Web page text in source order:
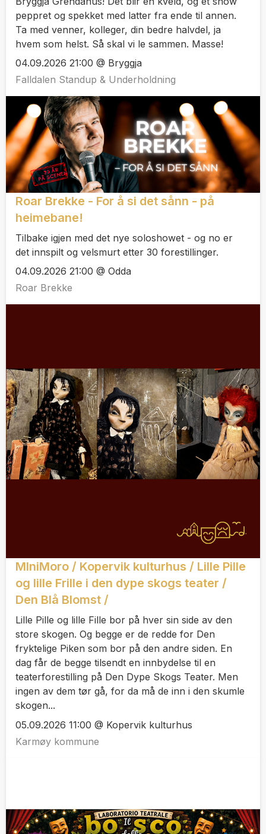
peppret og spekket med latter fra ende til annen.
Ta med venner, kolleger, din bedre halvdel, ja
hvem som helst. Så skal vi le sammen. Masse!
04.09.2026 21:00 @ Bryggja
Falldalen Standup & Underholdning
Roar Brekke - For å si det sånn - på
heimebane!
Tilbake igjen med det nye soloshowet - og no er
det innspilt og velsmurt etter 30 forestillinger.
04.09.2026 21:00 @ Odda
Roar Brekke
MIniMoro / Kopervik kulturhus / Lille Pille
og lille Frille i den dype skogs teater /
Den Blå Blomst /
Lille Pille og lille Fille bor på hver sin side av den
store skogen. Og begge er de redde for Den
fryktelige Piken som bor på den andre siden. En
dag får de begge tilsendt en innbydelse til en
teaterforestilling på Den Dype Skogs Teater. Men
ingen av dem tør gå, for da må de inn i den skumle
skogen...
05.09.2026 11:00 @ Kopervik kulturhus
Karmøy kommune